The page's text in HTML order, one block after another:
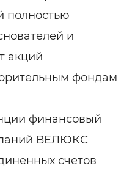
полностью
и
акций
фондам
финансовый
ВЕЛЮКС
счетов